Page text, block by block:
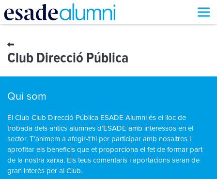
contingut
Club Direcció Pública
Qui som
El Club Club Direcció Pública ESADE Alumni és el lloc de
trobada dels antics alumnes d’ESADE amb interessos en el
sector. T'animem a afegir-t’hi per participar amb nosaltres i
aprofitar els beneficis que et proporciona el fet de formar part
de la nostra xarxa. Els teus comentaris i aportacions seran de
gran interès per al Club.